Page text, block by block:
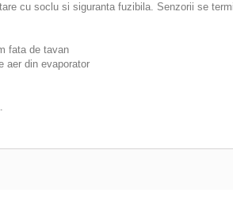
cu soclu si siguranta fuzibila. Senzorii se
fata de tavan
aer din evaporator